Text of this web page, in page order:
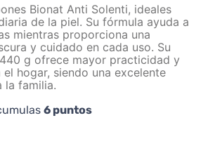
Bionat Anti Solenti, ideales
de la piel. Su fórmula ayuda a
mientras proporciona una
y cuidado en cada uso. Su
g ofrece mayor practicidad y
hogar, siendo una excelente
la familia.
6puntos